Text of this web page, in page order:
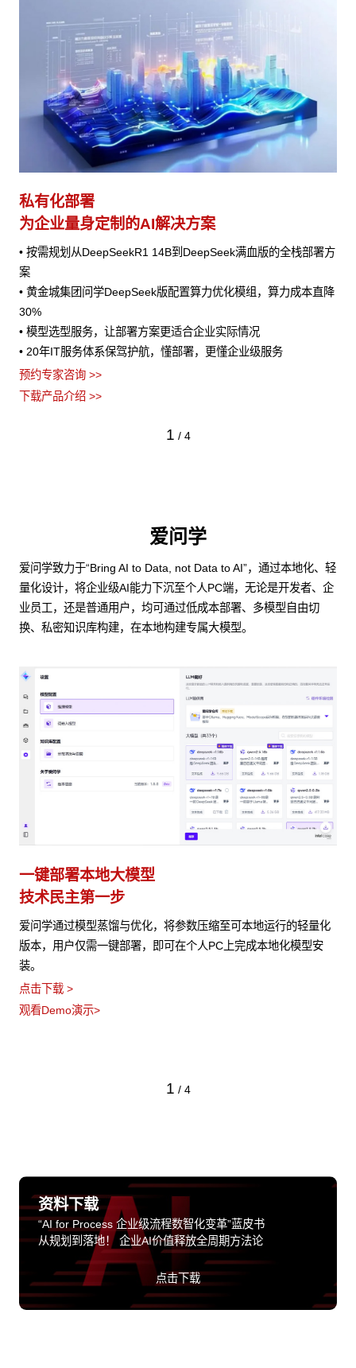
私有化部署
为企业量身定制的AI解决方案
• 按需规划从DeepSeekR1 14B到DeepSeek满血版的全栈部署方
案
• 黄金城集团问学DeepSeek版配置算力优化模组，算力成本直降
30%
• 模型选型服务，让部署方案更适合企业实际情况
• 20年IT服务体系保驾护航，懂部署，更懂企业级服务
预约专家咨询 >>
下载产品介绍 >>
1 / 4
爱问学
爱问学致力于“Bring AI to Data, not Data to AI”，通过本地化、轻
量化设计，将企业级AI能力下沉至个人PC端，无论是开发者、企
业员工，还是普通用户，均可通过低成本部署、多模型自由切
换、私密知识库构建，在本地构建专属大模型。
一键部署本地大模型
技术民主第一步
爱问学通过模型蒸馏与优化，将参数压缩至可本地运行的轻量化
版本，用户仅需一键部署，即可在个人PC上完成本地化模型安
装。
点击下载 >
观看Demo演示>
1 / 4
资料下载
“AI for Process 企业级流程数智化变革”蓝皮书
从规划到落地！ 企业AI价值释放全周期方法论
点击下载